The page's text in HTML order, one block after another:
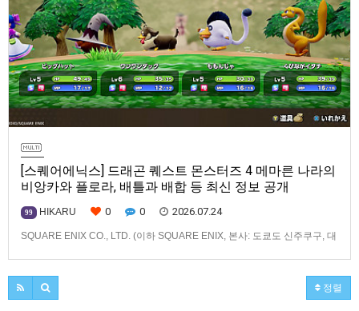
[스퀘어에닉스] 드래곤 퀘스트 몬스터즈 4 메마른 나라의
비앙카와 플로라, 배틀과 배합 등 최신 정보 공개
99 HIKARU 0 0 2026.07.24
SQUARE ENIX CO., LTD. (이하 SQUARE ENIX, 본사: 도쿄도 신주쿠구, 대
와 플로라』(대응 기종: Nintendo Switch™ 2/Nintendo
Switch™/PlayStation®…
정렬